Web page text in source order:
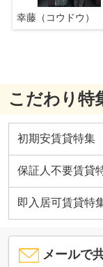
幸藤（コウドウ）
こだわり特
初期安賃貸特集
保証人不要賃貸
即入居可賃貸特
メールで